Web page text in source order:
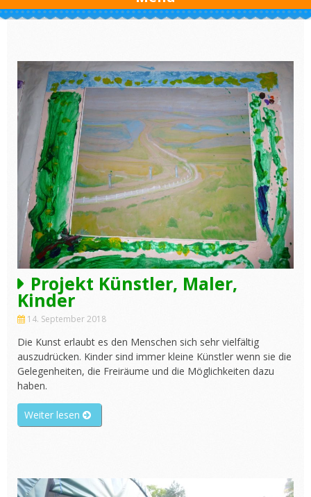
Projekt Künstler, Maler,
Kinder
14. September 2018
Die Kunst erlaubt es den Menschen sich sehr vielfältig
auszudrücken. Kinder sind immer kleine Künstler wenn sie die
Gelegenheiten, die Freiräume und die Möglichkeiten dazu
haben.
Weiter lesen „Projekt
Künstler,